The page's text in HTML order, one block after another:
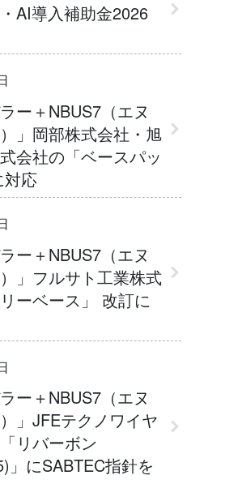
AI導入補助金2026
ー＋NBUS7（エヌ
」岡部株式会社・旭
会社の「ベースパッ
対応
ー＋NBUS7（エヌ
」フルサト工業株式
ーベース」 改訂に
ー＋NBUS7（エヌ
」JFEテクノワイヤ
リバーボン
」にSABTEC指針を